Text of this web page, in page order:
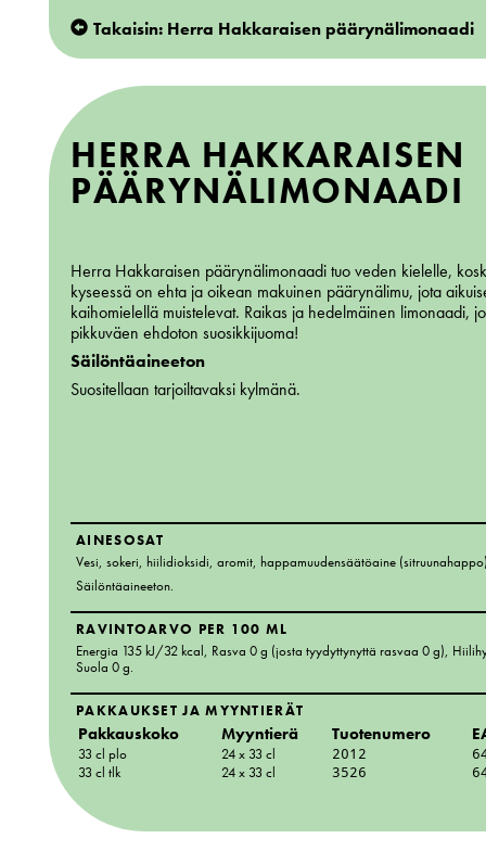
Takaisin: Herra Hakkaraisen päärynälimonaadi
HERRA HAKKARAISEN
PÄÄRYNÄLIMONAADI
Herra Hakkaraisen päärynälimonaadi tuo veden kielelle,
kyseessä on ehta ja oikean makuinen päärynälimu, jota
kaihomielellä muistelevat. Raikas ja hedelmäinen limonaadi,
pikkuväen ehdoton suosikkijuoma!
Säilöntäaineeton
Suositellaan tarjoiltavaksi kylmänä.
AINESOSAT
Vesi, sokeri, hiilidioksidi, aromit, happamuudensäätöaine
Säilöntäaineeton.
RAVINTOARVO PER 100 ML
Energia 135 kJ/32 kcal, Rasva 0 g (josta tyydyttynyttä rasvaa 0 g),
Suola 0 g.
PAKKAUKSET JA MYYNTIERÄT
Pakkauskoko Myyntierä Tuotenumero
33 cl plo 24 x 33 cl 2012
33 cl tlk 24 x 33 cl 3526